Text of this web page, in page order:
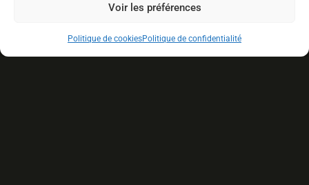
Voir les préférences
Politique de cookiesPolitique de confidentialité